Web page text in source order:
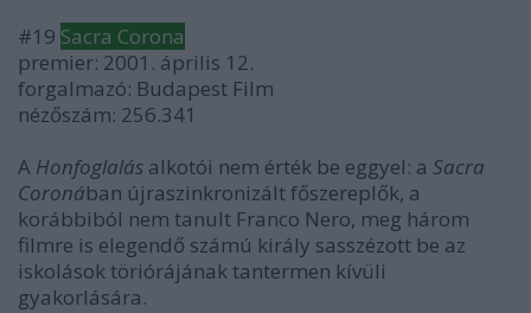
#19 Sacra Corona
premier: 2001. április 12.
forgalmazó: Budapest Film
nézőszám: 256.341
A Honfoglalás alkotói nem érték be eggyel: a Sacra
Coronában újraszinkronizált főszereplők, a
korábbiból nem tanult Franco Nero, meg három
filmre is elegendő számú király sasszézott be az
iskolások töriórájának tantermen kívüli
gyakorlására.